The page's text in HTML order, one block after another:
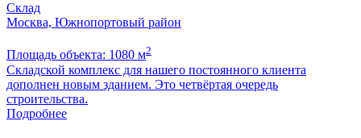
Склад
Москва, Южнопортовый район
Площадь объекта: 1080 м2
Складской комплекс для нашего постоянного клиента
дополнен новым зданием. Это четвёртая очередь
строительства.
Подробнее